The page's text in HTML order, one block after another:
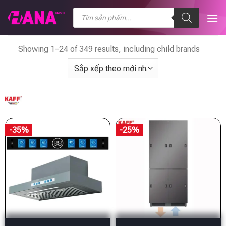
đến
Tìm
kiếm
phẩm
Showing 1–24 of 349 results, including child brands
-35% -25%